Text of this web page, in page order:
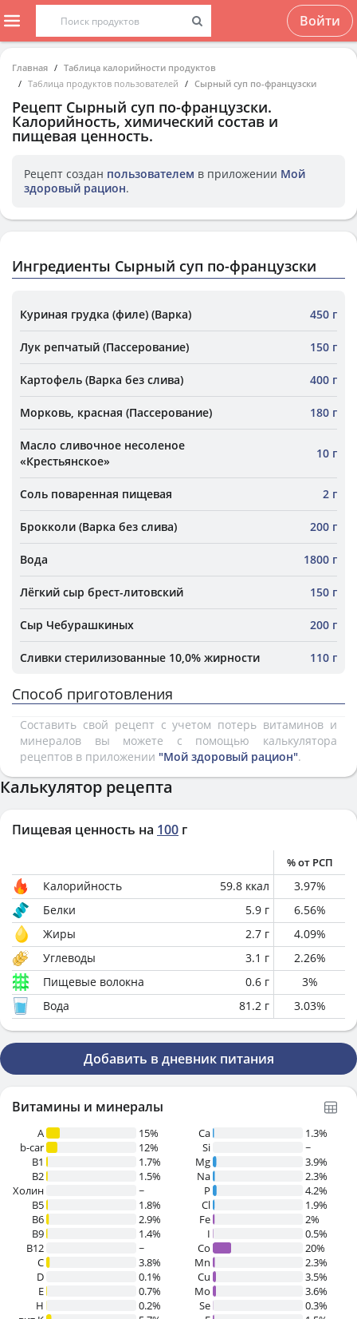
Войти
Главная
Таблица калорийности продуктов
Таблица продуктов пользователей
Сырный суп по-французски
Рецепт Сырный суп по-французски.
Калорийность, химический состав и
пищевая ценность.
Рецепт создан пользователем в приложении Мой
здоровый рацион.
Ингредиенты Сырный суп по-французски
Куриная грудка (филе) (Варка) 450 г
Лук репчатый (Пассерование) 150 г
Картофель (Варка без слива) 400 г
Морковь, красная (Пассерование) 180 г
Масло сливочное несоленое
«Крестьянское»
10 г
Соль поваренная пищевая 2 г
Брокколи (Варка без слива) 200 г
Вода 1800 г
Лёгкий сыр брест-литовский 150 г
Сыр Чебурашкиных 200 г
Сливки стерилизованные 10,0% жирности 110 г
Способ приготовления
Составить свой рецепт с учетом потерь витаминов и
минералов вы можете с помощью калькулятора
рецептов в приложении "Мой здоровый рацион".
Калькулятор рецепта
Пищевая ценность на 100 г
% от РСП
Калорийность 59.8 ккал 3.97%
Белки
5.9 г 6.56%
Жиры
2.7 г 4.09%
Углеводы
3.1 г 2.26%
Пищевые волокна
0.6 г 3%
Вода
81.2 г 3.03%
Добавить в дневник питания
Витамины и минералы
A
15%
b-car
12%
В1
1.7%
B2
1.5%
Холин
~
B5
1.8%
B6
2.9%
B9
1.4%
B12
~
C
3.8%
D
0.1%
E
0.7%
H
0.2%
Ca
1.3%
Si
~
Mg
3.9%
Na
2.3%
P
4.2%
Cl
1.9%
Fe
2%
I
0.5%
Co
20%
Mn
2.3%
Cu
3.5%
Mo
3.6%
Se
0.3%